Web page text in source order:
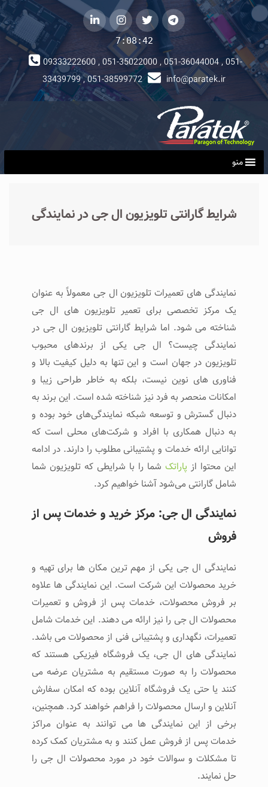
telegramتوییتر instagramلینکداین
7:08:42
09333222600 , 051-35022000 , 051-36044004 , 051-
33439799 , 051-38599772
info@paratek.ir
منو
شرایط گارانتی تلویزیون ال جی در نمایندگی
نمایندگی های تعمیرات تلویزیون ال جی معمولاً به عنوان
یک مرکز تخصصی برای تعمیر تلویزیون ‌های ال جی
شناخته می شود. اما شرایط گارانتی تلویزیون ال جی در
نمایندگی چیست؟ ال جی یکی از برندهای محبوب
تلویزیون در جهان است و این تنها به دلیل کیفیت بالا و
فناوری های نوین نیست، بلکه به خاطر طراحی زیبا و
امکانات منحصر به فرد نیز شناخته شده است. این برند به
دنبال گسترش و توسعه شبکه نمایندگی‌های خود بوده و
به دنبال همکاری با افراد و شرکت‌های محلی است که
توانایی ارائه خدمات و پشتیبانی مطلوب را دارند. در ادامه
این محتوا از پاراتکشما را با شرایطی که تلویزیون شما
شامل گارانتی می‌شود آشنا خواهیم کرد.
نمایندگی ال‌ جی: مرکز خرید و خدمات پس از
فروش
نمایندگی ال‌ جی یکی از مهم ترین مکان ‌ها برای تهیه و
خرید محصولات این شرکت است. این نمایندگی‌ ها علاوه
بر فروش محصولات، خدمات پس از فروش و تعمیرات
محصولات ال‌ جی را نیز ارائه می دهند. این خدمات شامل
تعمیرات، نگهداری و پشتیبانی فنی از محصولات می باشد.
نمایندگی ‌های ال‌ جی، یک فروشگاه فیزیکی هستند که
محصولات را به صورت مستقیم به مشتریان عرضه می
کنند یا حتی یک فروشگاه آنلاین بوده که امکان سفارش
آنلاین و ارسال محصولات را فراهم خواهند کرد. همچنین،
برخی از این نمایندگی‌ ها می توانند به عنوان مراکز
خدمات پس از فروش عمل کنند و به مشتریان کمک کرده
تا مشکلات و سوالات خود در مورد محصولات ال‌ جی را
حل نمایند.